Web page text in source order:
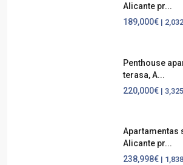
Alicante pr...
189,000€ |
Penthouse
terasa, A...
220,000€ |
Apartamentas
Alicante pr...
238,998€ |